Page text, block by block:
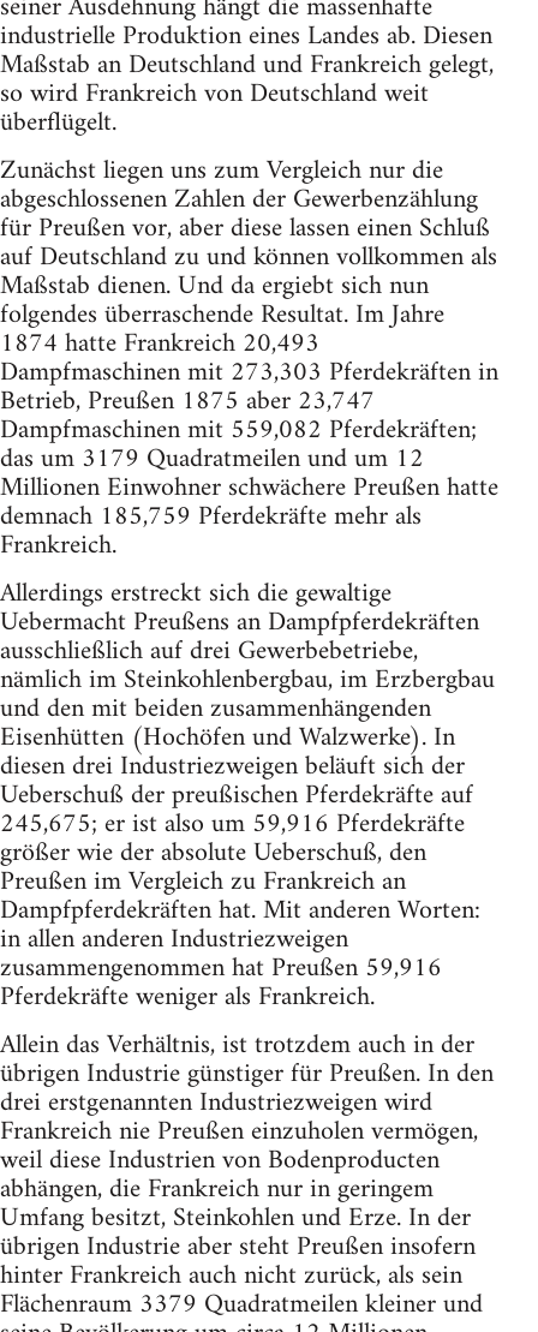
industrielle Produktion eines Landes ab. Diesen
Maßstab an Deutschland und Frankreich gelegt,
so wird Frankreich von Deutschland weit
überflügelt.
Zunächst liegen uns zum Vergleich nur die
abgeschlossenen Zahlen der Gewerbenzählung
für Preußen vor, aber diese lassen einen Schluß
auf Deutschland zu und können vollkommen als
Maßstab dienen. Und da ergiebt sich nun
folgendes überraschende Resultat. Im Jahre
1874 hatte Frankreich 20,493
Dampfmaschinen mit 273,303 Pferdekräften in
Betrieb, Preußen 1875 aber 23,747
Dampfmaschinen mit 559,082 Pferdekräften;
das um 3179 Quadratmeilen und um 12
Millionen Einwohner schwächere Preußen hatte
demnach 185,759 Pferdekräfte mehr als
Frankreich.
Allerdings erstreckt sich die gewaltige
Uebermacht Preußens an Dampfpferdekräften
ausschließlich auf drei Gewerbebetriebe,
nämlich im Steinkohlenbergbau, im Erzbergbau
und den mit beiden zusammenhängenden
Eisenhütten (Hochöfen und Walzwerke). In
diesen drei Industriezweigen beläuft sich der
Ueberschuß der preußischen Pferdekräfte auf
245,675; er ist also um 59,916 Pferdekräfte
größer wie der absolute Ueberschuß, den
Preußen im Vergleich zu Frankreich an
Dampfpferdekräften hat. Mit anderen Worten:
in allen anderen Industriezweigen
zusammengenommen hat Preußen 59,916
Pferdekräfte weniger als Frankreich.
Allein das Verhältnis, ist trotzdem auch in der
übrigen Industrie günstiger für Preußen. In den
drei erstgenannten Industriezweigen wird
Frankreich nie Preußen einzuholen vermögen,
weil diese Industrien von Bodenproducten
abhängen, die Frankreich nur in geringem
Umfang besitzt, Steinkohlen und Erze. In der
übrigen Industrie aber steht Preußen insofern
hinter Frankreich auch nicht zurück, als sein
Flächenraum 3379 Quadratmeilen kleiner und